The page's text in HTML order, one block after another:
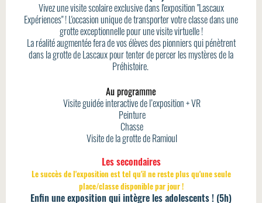
Vivez une visite scolaire exclusive dans l'exposition "Lascaux
Expériences" ! L'occasion unique de transporter votre classe dans une
grotte exceptionnelle pour une visite virtuelle !
La réalité augmentée fera de vos élèves des pionniers qui pénètrent
dans la grotte de Lascaux pour tenter de percer les mystères de la
Préhistoire.
Au programme
Visite guidée interactive de l’exposition + VR
Peinture
Chasse
Visite de la grotte de Ramioul
Les secondaires
Le succès de l'exposition est tel qu'il ne reste plus qu'une seule
place/classe disponible par jour !
Enfin une exposition qui intègre les adolescents ! (5h)